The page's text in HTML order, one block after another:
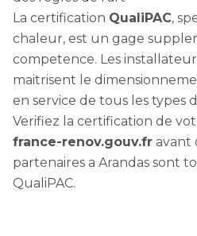
La certification QualiPAC,
chaleur, est un gage
competence. Les
maitrisent le
en service de tous les types
Verifiez la certification de
france-renov.gouv.fr avant
partenaires a Arandas sont
QualiPAC.